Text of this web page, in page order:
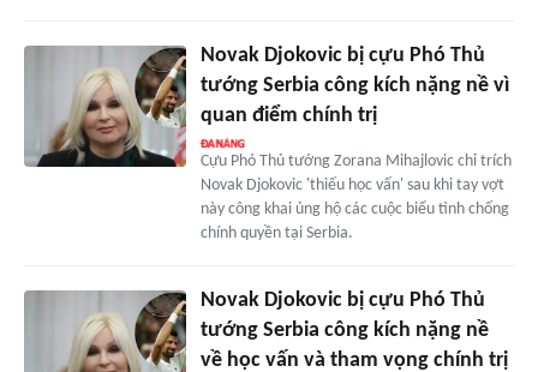
Novak Djokovic bị cựu Phó Thủ
tướng Serbia công kích nặng nề vì
quan điểm chính trị
Cựu Phó Thủ tướng Zorana Mihajlovic chỉ trích
Novak Djokovic 'thiếu học vấn' sau khi tay vợt
này công khai ủng hộ các cuộc biểu tình chống
chính quyền tại Serbia.
Novak Djokovic bị cựu Phó Thủ
tướng Serbia công kích nặng nề
về học vấn và tham vọng chính trị